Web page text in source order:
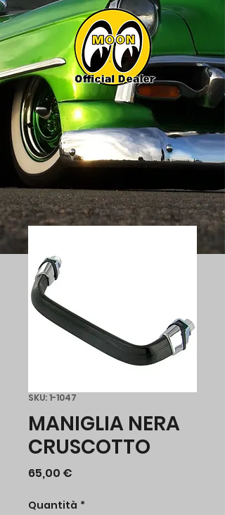
SKU: 1-1047
MANIGLIA NERA
CRUSCOTTO
65,00 €
Quantità *